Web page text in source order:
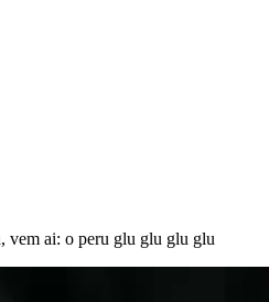
vem ai: o peru glu glu glu glu